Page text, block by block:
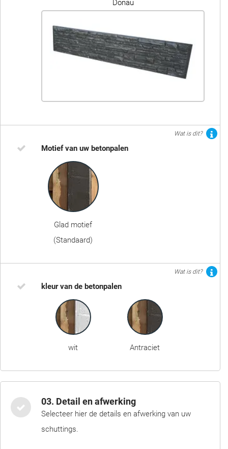
Donau
Wat is dit?
Motief van uw betonpalen
Glad motief
(Standaard)
Wat is dit?
kleur van de betonpalen
wit Antraciet
03. Detail en afwerking
Selecteer hier de details en afwerking van uw
schuttings.